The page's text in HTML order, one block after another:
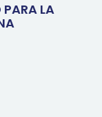
LA